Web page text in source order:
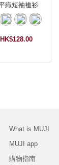
織短袖裇衫
HK$128.00
What is MUJI
MUJI app
購物指南